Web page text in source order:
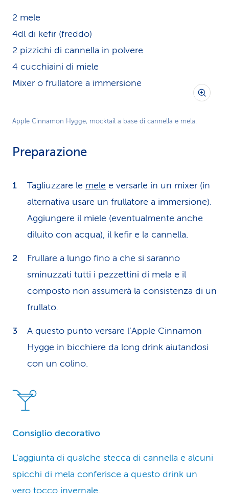
2 mele
4dl di kefir (freddo)
2 pizzichi di cannella in polvere
4 cucchiaini di miele
Mixer o frullatore a immersione
Apple Cinnamon Hygge, mocktail a base di cannella e mela.
Preparazione
Tagliuzzare le mele e versarle in un mixer (in
alternativa usare un frullatore a immersione).
Aggiungere il miele (eventualmente anche
diluito con acqua), il kefir e la cannella.
Frullare a lungo fino a che si saranno
sminuzzati tutti i pezzettini di mela e il
composto non assumerà la consistenza di un
frullato.
A questo punto versare l’Apple Cinnamon
Hygge in bicchiere da long drink aiutandosi
con un colino.
Consiglio decorativo
L’aggiunta di qualche stecca di cannella e alcuni
spicchi di mela conferisce a questo drink un
vero tocco invernale.